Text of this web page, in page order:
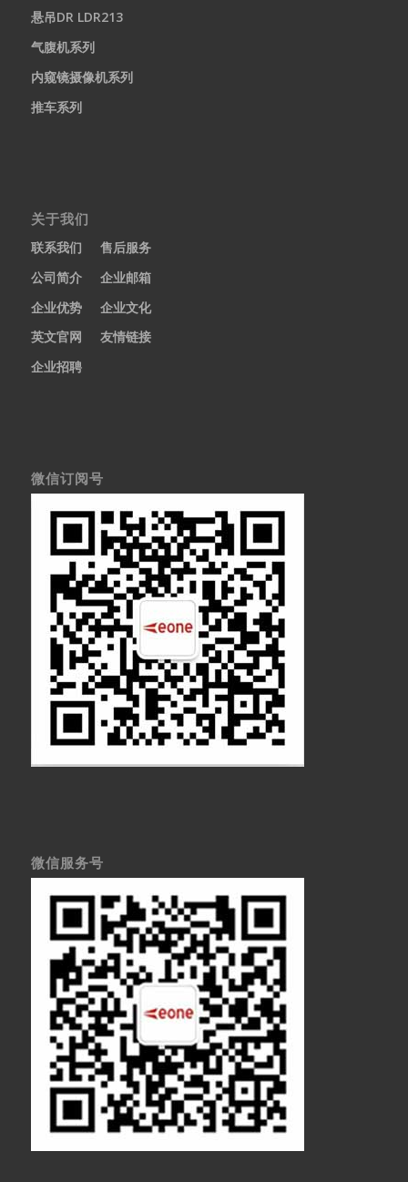
悬吊DR LDR213
气腹机系列
内窥镜摄像机系列
推车系列
关于我们
联系我们
售后服务
公司简介
企业邮箱
企业优势
企业文化
英文官网
友情链接
企业招聘
微信订阅号
微信服务号
医疗显示器